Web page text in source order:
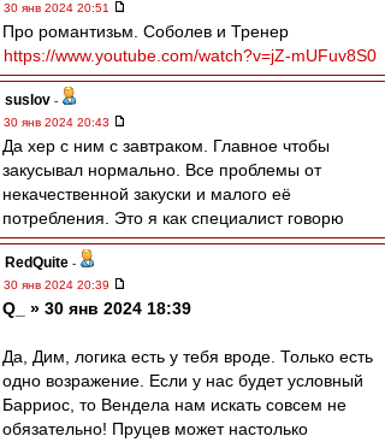
30 янв 2024 20:51
Про романтизьм. Соболев и Тренер
https://www.youtube.com/watch?v=jZ-mUFuv8S0
suslov -
30 янв 2024 20:43
Да хер с ним с завтраком. Главное чтобы
закусывал нормально. Все проблемы от
некачественной закуски и малого её
потребления. Это я как специалист говорю
RedQuite -
30 янв 2024 20:39
Q_ » 30 янв 2024 18:39
Да, Дим, логика есть у тебя вроде. Только есть
одно возражение. Если у нас будет условный
Барриос, то Вендела нам искать совсем не
обязательно! Пруцев может настолько